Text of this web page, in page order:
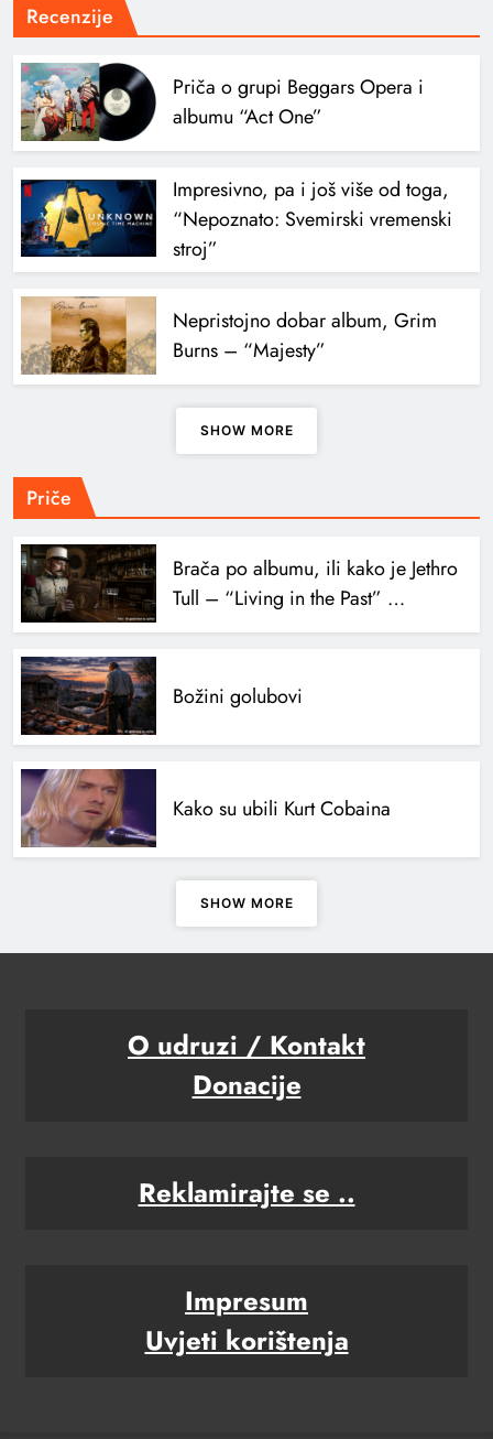
Recenzije
Priča o grupi Beggars Opera i
albumu “Act One”
Impresivno, pa i još više od toga,
“Nepoznato: Svemirski vremenski
stroj”
Nepristojno dobar album, Grim
Burns – “Majesty”
SHOW MORE
Priče
Brača po albumu, ili kako je Jethro
Tull – “Living in the Past” …
Božini golubovi
Kako su ubili Kurt Cobaina
SHOW MORE
O udruzi / Kontakt
Donacije
Reklamirajte se ..
Impresum
Uvjeti korištenja